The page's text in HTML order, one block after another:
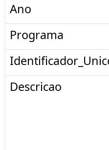
Ano
Programa
Descricao